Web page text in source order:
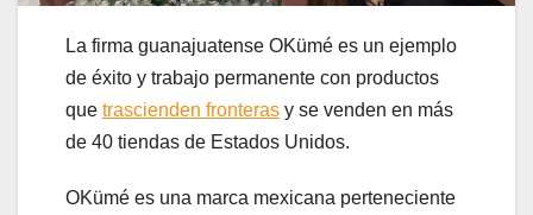
La firma guanajuatense OKümé es un ejemplo
de éxito y trabajo permanente con productos
que trascienden fronteras y se venden en más
de 40 tiendas de Estados Unidos.
OKümé es una marca mexicana perteneciente